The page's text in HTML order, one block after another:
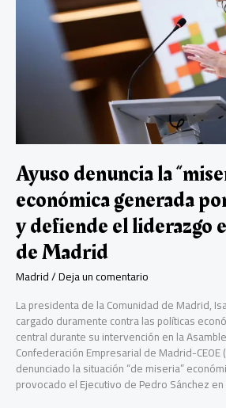
Ayuso denuncia la
económica generada
y defiende el liderazgo
de Madrid
Madrid/Deja un comentario
La presidenta de la Comunidad de Madrid,
cargado duramente contra las políticas
central durante su intervención en la
Confederación Empresarial de Madrid-CEOE
denunciado la situación “de miseria”
provocado el Ejecutivo de Pedro Sánchez